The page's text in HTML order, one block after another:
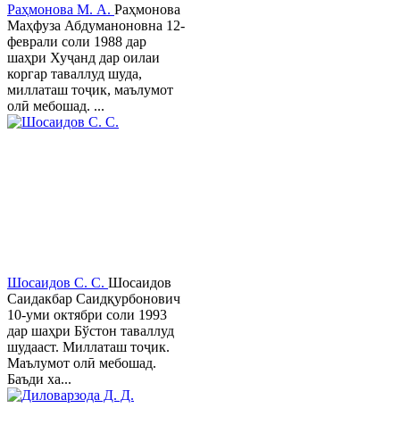
Раҳмонова М. А. Раҳмонова
Маҳфуза Абдуманоновна 12-
феврали соли 1988 дар
шаҳри Хуҷанд дар оилаи
коргар таваллуд шуда,
миллаташ тоҷик, маълумот
олӣ мебошад. ...
Шосаидов С. С. Шосаидов
Саидакбар Саидқурбонович
10-уми октябри соли 1993
дар шаҳри Бўстон таваллуд
шудааст. Миллаташ тоҷик.
Маълумот олӣ мебошад.
Баъди ха...